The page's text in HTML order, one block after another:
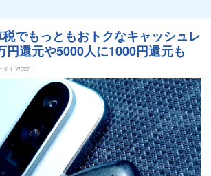
でもっともおトクなキャッシュレ
還元や5000人に1000円還元も
タイ Watch